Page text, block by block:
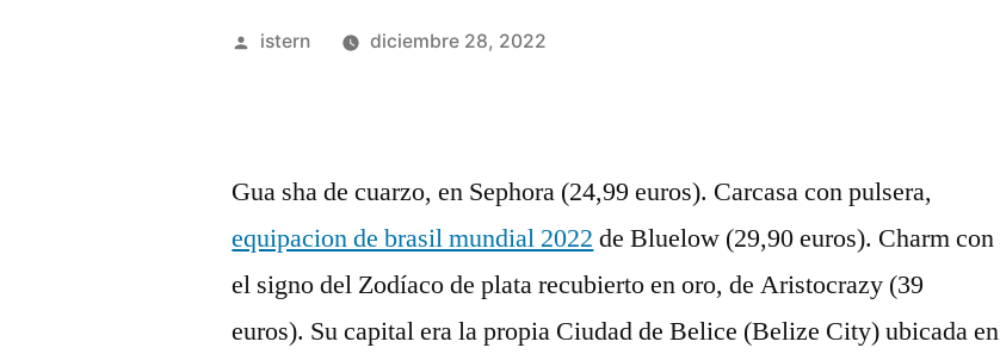
Publicado
istern diciembre 28, 2022
Gua sha de cuarzo, en Sephora (24,99 euros). Carcasa con pulsera,
equipacion de brasil mundial 2022 de Bluelow (29,90 euros). Charm con
el signo del Zodíaco de plata recubierto en oro, de Aristocrazy (39
euros). Su capital era la propia Ciudad de Belice (Belize City) ubicada en